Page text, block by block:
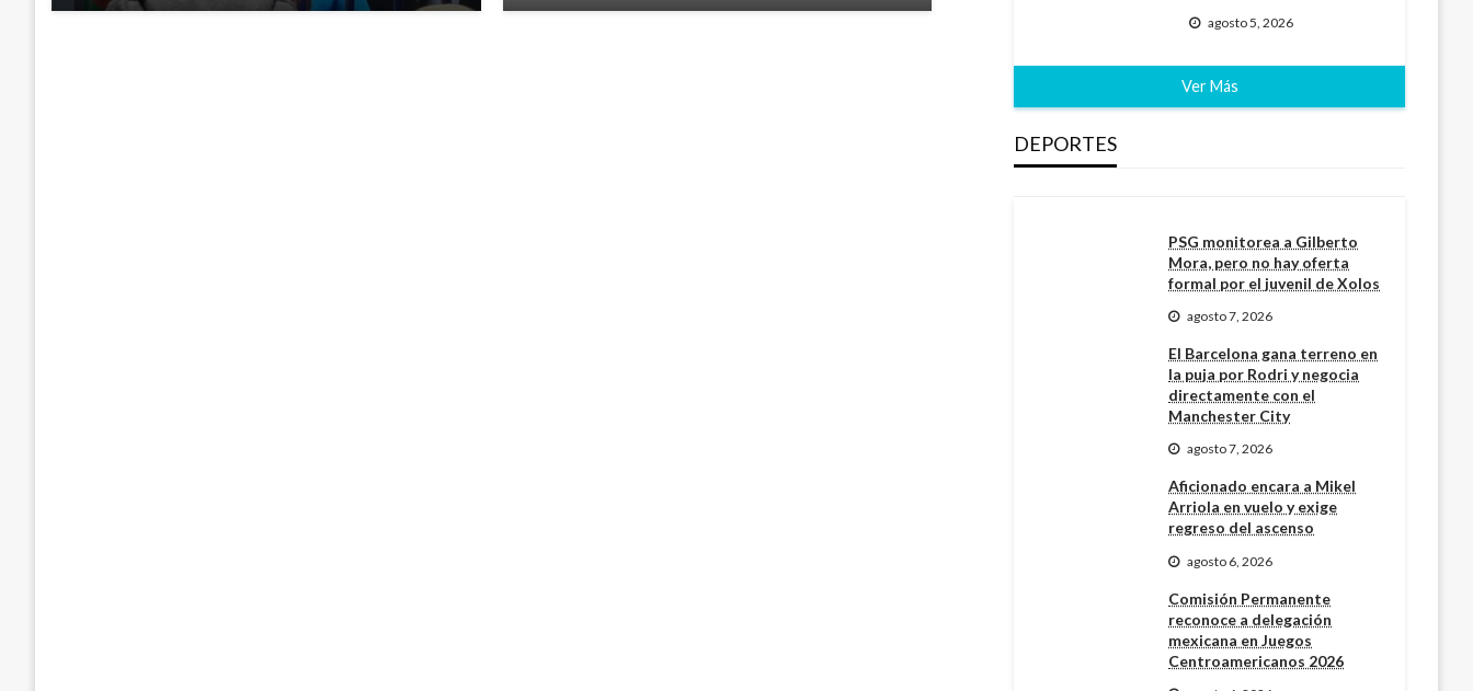
agosto 5, 2026
Ver Más
DEPORTES
PSG monitorea a Gilberto
Mora, pero no hay oferta
formal por el juvenil de Xolos
agosto 7, 2026
El Barcelona gana terreno en
la puja por Rodri y negocia
directamente con el
Manchester City
agosto 7, 2026
Aficionado encara a Mikel
Arriola en vuelo y exige
regreso del ascenso
agosto 6, 2026
Comisión Permanente
reconoce a delegación
mexicana en Juegos
Centroamericanos 2026